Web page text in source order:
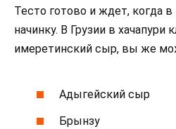
Тесто готово и ждет, когда
начинку. В Грузии в хачапури
имеретинский сыр, вы же
Адыгейский сыр
Брынзу